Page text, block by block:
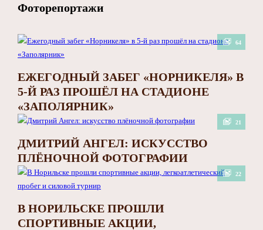
Фоторепортажи
64
ЕЖЕГОДНЫЙ ЗАБЕГ «НОРНИКЕЛЯ» В
5-Й РАЗ ПРОШЁЛ НА СТАДИОНЕ
«ЗАПОЛЯРНИК»
21
ДМИТРИЙ АНГЕЛ: ИСКУССТВО
ПЛЁНОЧНОЙ ФОТОГРАФИИ
22
В НОРИЛЬСКЕ ПРОШЛИ
СПОРТИВНЫЕ АКЦИИ,